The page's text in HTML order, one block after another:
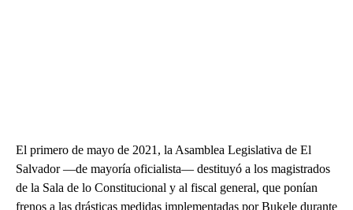
El primero de mayo de 2021, la Asamblea Legislativa de El
Salvador —de mayoría oficialista— destituyó a los magistrados
de la Sala de lo Constitucional y al fiscal general, que ponían
frenos a las drásticas medidas implementadas por Bukele durante